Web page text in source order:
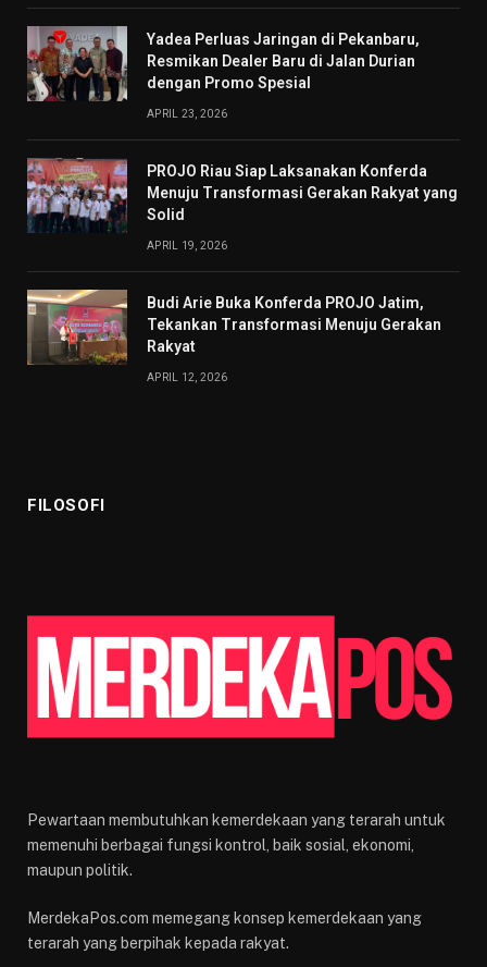
Yadea Perluas Jaringan di Pekanbaru,
Resmikan Dealer Baru di Jalan Durian
dengan Promo Spesial
APRIL 23, 2026
PROJO Riau Siap Laksanakan Konferda
Menuju Transformasi Gerakan Rakyat yang
Solid
APRIL 19, 2026
Budi Arie Buka Konferda PROJO Jatim,
Tekankan Transformasi Menuju Gerakan
Rakyat
APRIL 12, 2026
FILOSOFI
Pewartaan membutuhkan kemerdekaan yang terarah untuk
memenuhi berbagai fungsi kontrol, baik sosial, ekonomi,
maupun politik.
MerdekaPos.com memegang konsep kemerdekaan yang
terarah yang berpihak kepada rakyat.